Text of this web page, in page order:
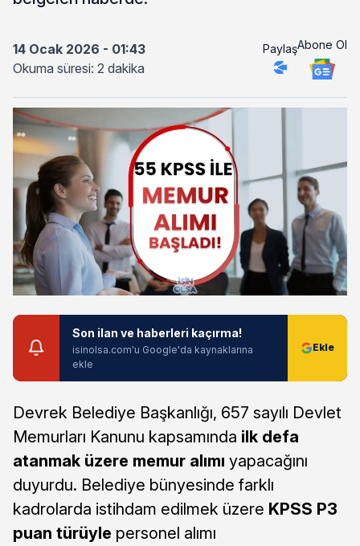
14 Ocak 2026 - 01:43
Okuma süresi: 2 dakika
PaylaşAbone Ol
Son ilan ve haberleri kaçırma!
isinolsa.com'u Google'da kaynaklarına
ekle
Devrek Belediye Başkanlığı, 657 sayılı Devlet
Memurları Kanunu kapsamında ilk defa
atanmak üzere memur alımı yapacağını
duyurdu. Belediye bünyesinde farklı
kadrolarda istihdam edilmek üzere KPSS P3
puan türüyle personel alımı